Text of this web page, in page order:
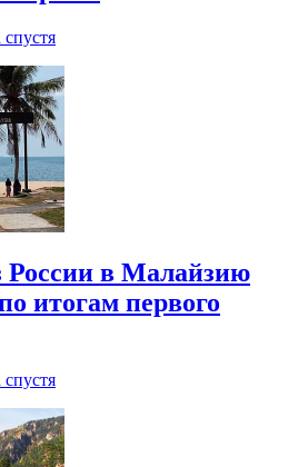
спустя
России в Малайзию
итогам первого
спустя